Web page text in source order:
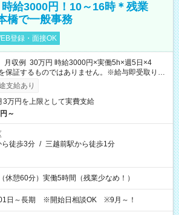
時給3000円！10～16時＊残業
橋で一般事務
登録・面接OK
収例 30万円 時給3000円×実働5h×週5日×4
保証するものではありません。※給与即受取りサ
利用条件有）
支給あり
3万円を上限として実費支給
～
ら徒歩3分 / 三越前駅から徒歩1分
休憩60分）実働5時間（残業少なめ！）
日～長期 ※開始日相談OK ※9月～！